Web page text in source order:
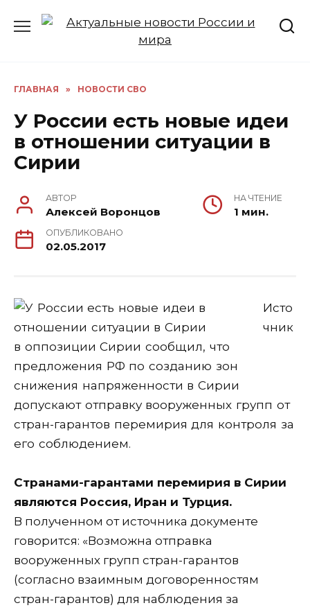
ГЛАВНАЯ » НОВОСТИ СВО
У России есть новые идеи
в отношении ситуации в
Сирии
АВТОР
Алексей Воронцов
НА ЧТЕНИЕ
1 мин.
ОПУБЛИКОВАНО
02.05.2017
Исто
чник
в оппозиции Сирии сообщил, что
предложения РФ по созданию зон
снижения напряженности в Сирии
допускают отправку вооруженных групп от
стран-гарантов перемирия для контроля за
его соблюдением.
Странами-гарантами перемирия в Сирии
являются Россия, Иран и Турция.
В полученном от источника документе
говорится: «Возможна отправка
вооруженных групп стран-гарантов
(согласно взаимным договоренностям
стран-гарантов) для наблюдения за